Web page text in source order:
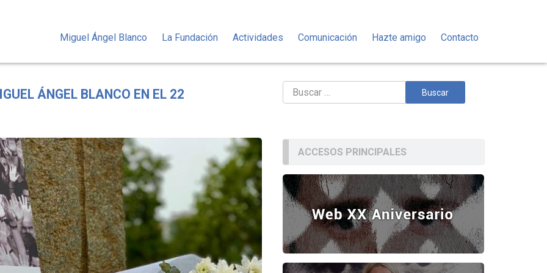
Miguel Ángel Blanco La Fundación Actividades Comunicación Hazte amigo Contacto
ÁNGEL BLANCO EN EL 22
Buscar:
ACCESOS PRINCIPALES